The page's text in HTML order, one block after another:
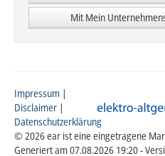
Mit Mein
Impressum |
Disclaimer |
Datenschutzerklärung
© 2026 ear ist eine eingetragene
Generiert am 07.08.2026 19:20 -